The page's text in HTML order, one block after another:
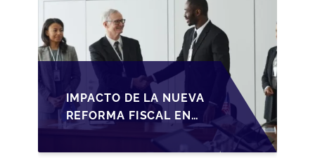
IMPACTO DE LA NUEVA
REFORMA FISCAL EN
LA TRANSMISIÓN DE
PYMES EN ESPAÑA